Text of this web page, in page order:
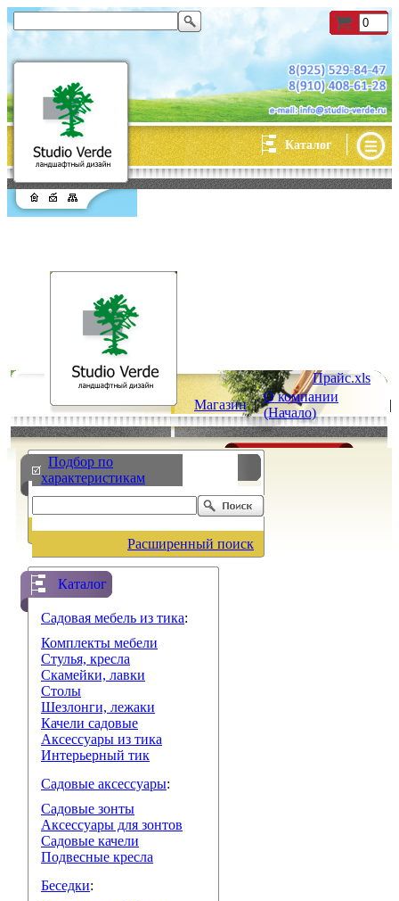
Каталог |
Магазин |
О компании
(Начало)
|
Прайс.xls
Подбор по
характеристикам
Расширенный поиск
Каталог
Садовая мебель из тика:
Комплекты мебели
Стулья, кресла
Скамейки, лавки
Столы
Шезлонги, лежаки
Качели садовые
Аксессуары из тика
Интерьерный тик
Садовые аксессуары:
Садовые зонты
Аксессуары для зонтов
Садовые качели
Подвесные кресла
Беседки: